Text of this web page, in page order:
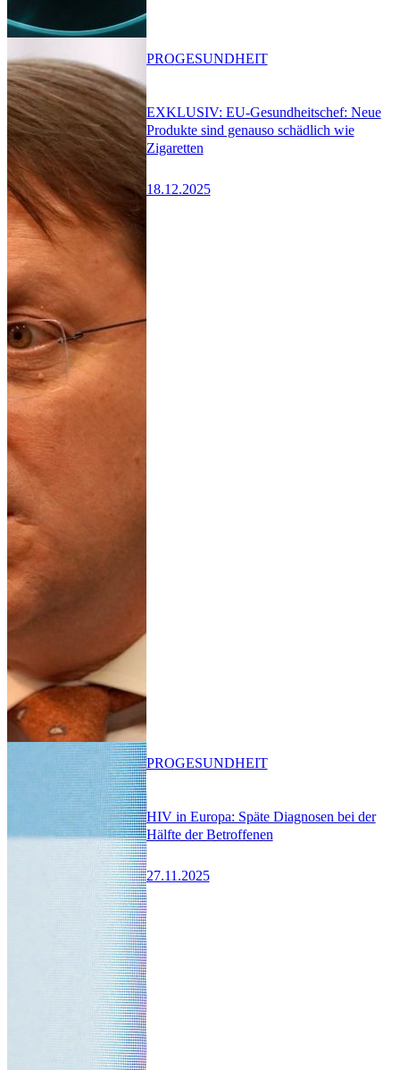
EXKLUSIV: EU-Gesundheitschef: Neue
Produkte sind genauso schädlich wie
Zigaretten
18.12.2025
PROGESUNDHEIT
HIV in Europa: Späte Diagnosen bei der
Hälfte der Betroffenen
27.11.2025
PROGESUNDHEIT